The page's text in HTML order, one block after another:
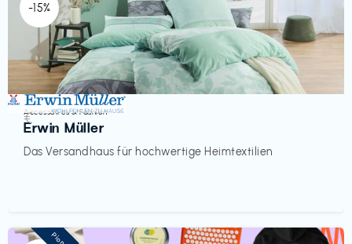
-15%
Accessoires & Fashion
Erwin Müller
Das Versandhaus für hochwertige Heimtextilien
€‎